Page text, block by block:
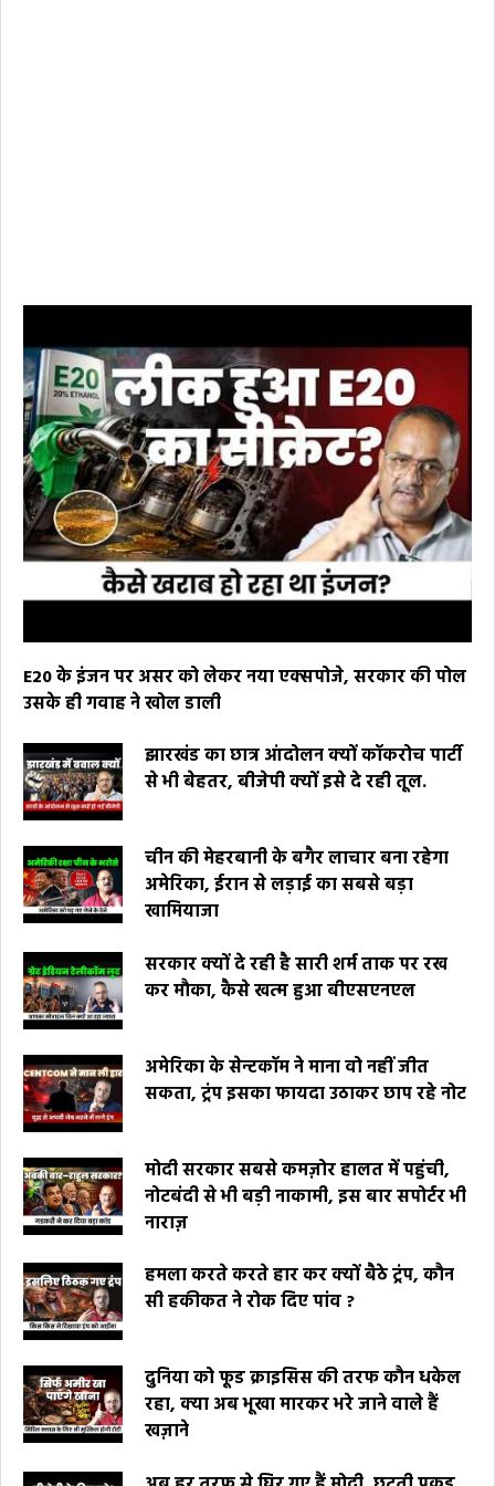
E20 के इंजन पर असर को लेकर नया एक्सपोजे, सरकार की पोल
उसके ही गवाह ने खोल डाली
झारखंड का छात्र आंदोलन क्यों कॉकरोच पार्टी
से भी बेहतर, बीजेपी क्यों इसे दे रही तूल.
चीन की मेहरबानी के बगैर लाचार बना रहेगा
अमेरिका, ईरान से लड़ाई का सबसे बड़ा
खामियाजा
सरकार क्यों दे रही है सारी शर्म ताक पर रख
कर मौका, कैसे खत्म हुआ बीएसएनएल
अमेरिका के सेन्टकॉम ने माना वो नहीं जीत
सकता, ट्रंप इसका फायदा उठाकर छाप रहे नोट
मोदी सरकार सबसे कमज़ोर हालत में पहुंची,
नोटबंदी से भी बड़ी नाकामी, इस बार सपोर्टर भी
नाराज़
हमला करते करते हार कर क्यों बैठे ट्रंप, कौन
सी हकीकत ने रोक दिए पांव ?
दुनिया को फूड क्राइसिस की तरफ कौन धकेल
रहा, क्या अब भूखा मारकर भरे जाने वाले हैं
खज़ाने